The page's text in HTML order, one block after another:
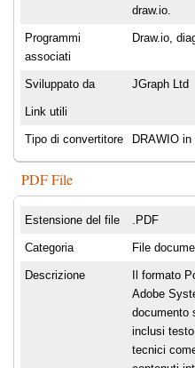
draw.io.
Programmi
associati
Draw.io,
Sviluppato da JGraph Ltd
Link utili
Tipo di convertitore DRAWIO in
PDF File
Estensione del file .PDF
Categoria File
Descrizione
Il formato
Adobe
documento
inclusi
tecnici